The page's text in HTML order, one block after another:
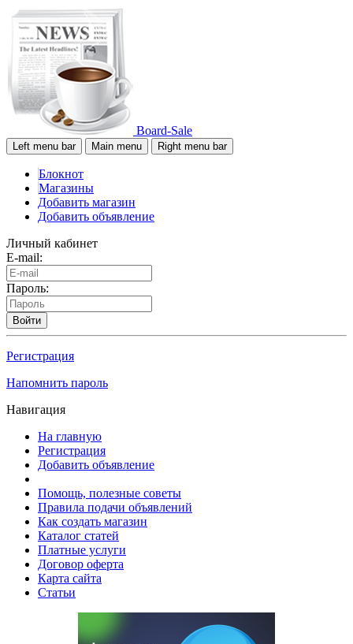
Board-Sale
Left menu bar Main menu Right menu bar
Блокнот
Магазины
Добавить магазин
Добавить объявление
Личный кабинет
E-mail:
Пароль:
Войти
Регистрация
Напомнить пароль
Навигация
На главную
Регистрация
Добавить объявление
Помощь, полезные советы
Правила подачи объявлений
Как создать магазин
Каталог статей
Платные услуги
Договор оферта
Карта сайта
Статьи